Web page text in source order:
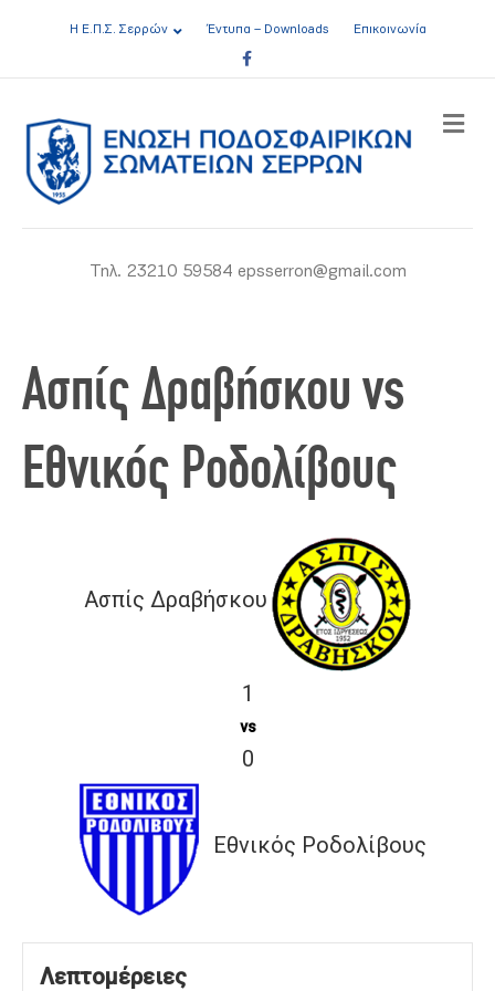
Η Ε.Π.Σ. Σερρών Έντυπα – Downloads
Επικοινωνία
Facebook
Τηλ. 23210 59584 epsserron@gmail.com
Ασπίς Δραβήσκου vs
Εθνικός Ροδολίβους
Ασπίς Δραβήσκου
1
vs
0
Εθνικός Ροδολίβους
Λεπτομέρειες